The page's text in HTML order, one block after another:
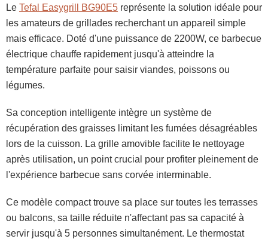
Le Tefal Easygrill BG90E5 représente la solution idéale pour
les amateurs de grillades recherchant un appareil simple
mais efficace. Doté d'une puissance de 2200W, ce barbecue
électrique chauffe rapidement jusqu'à atteindre la
température parfaite pour saisir viandes, poissons ou
légumes.
Sa conception intelligente intègre un système de
récupération des graisses limitant les fumées désagréables
lors de la cuisson. La grille amovible facilite le nettoyage
après utilisation, un point crucial pour profiter pleinement de
l'expérience barbecue sans corvée interminable.
Ce modèle compact trouve sa place sur toutes les terrasses
ou balcons, sa taille réduite n'affectant pas sa capacité à
servir jusqu'à 5 personnes simultanément. Le thermostat